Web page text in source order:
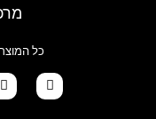
כל